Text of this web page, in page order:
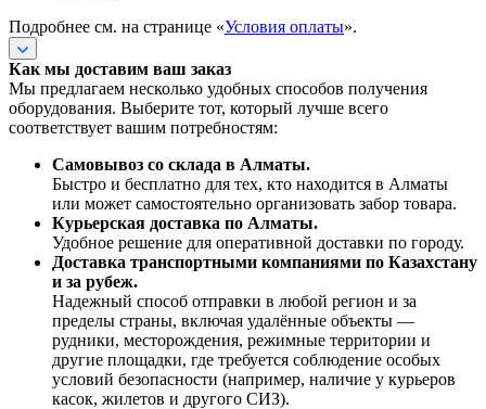
Подробнее см. на странице «Условия оплаты».
Как мы доставим ваш заказ
Мы предлагаем несколько удобных способов получения
оборудования. Выберите тот, который лучше всего
соответствует вашим потребностям:
Самовывоз со склада в Алматы.
Быстро и бесплатно для тех, кто находится в Алматы
или может самостоятельно организовать забор товара.
Курьерская доставка по Алматы.
Удобное решение для оперативной доставки по городу.
Доставка транспортными компаниями по Казахстану
и за рубеж.
Надежный способ отправки в любой регион и за
пределы страны, включая удалённые объекты —
рудники, месторождения, режимные территории и
другие площадки, где требуется соблюдение особых
условий безопасности (например, наличие у курьеров
касок, жилетов и другого СИЗ).